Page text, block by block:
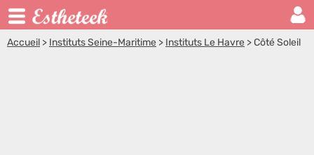
Accueil > Instituts Seine-Maritime > Instituts Le Havre >Côté Soleil